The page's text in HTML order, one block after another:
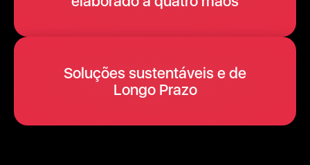
Soluções sustentáveis e de
Longo Prazo